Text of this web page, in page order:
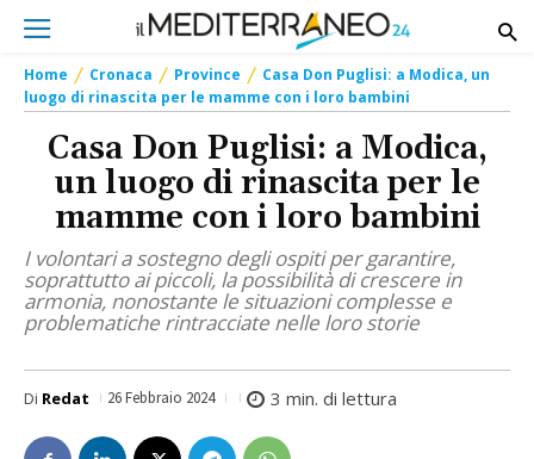
Home Cronaca Province
Casa Don Puglisi: a Modica, un
luogo di rinascita per le mamme con i loro bambini
Casa Don Puglisi: a Modica,
un luogo di rinascita per le
mamme con i loro bambini
I volontari a sostegno degli ospiti per garantire,
soprattutto ai piccoli, la possibilità di crescere in
armonia, nonostante le situazioni complesse e
problematiche rintracciate nelle loro storie
Di Redat 26 Febbraio 2024 3 min. di lettura